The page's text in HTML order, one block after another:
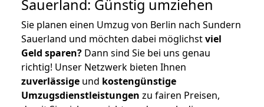
Sauerland: Günstig umziehen
Sie planen einen Umzug von Berlin nach Sundern
Sauerland und möchten dabei möglichstviel
Geld sparen? Dann sind Sie bei uns genau
richtig! Unser Netzwerk bieten Ihnen
zuverlässige und kostengünstige
Umzugsdienstleistungen zu fairen Preisen,